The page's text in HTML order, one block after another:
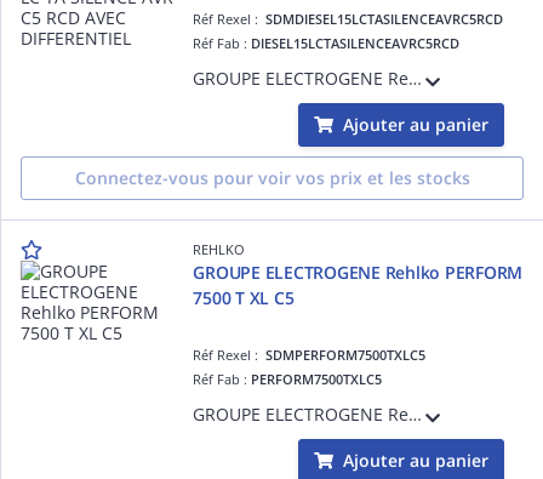
Réf Rexel :SDMDIESEL15LCTASILENCEAVRC5RCD
Réf Fab : DIESEL15LCTASILENCEAVRC5RCD
GROUPE ELECTROGENE Rehlko DIESEL 15 LC TA SILENCE AVR C5 RCD AVEC DIFFERENTIEL
Ajouter au panier
Connectez-vous pour voir vos prix et les stocks
REHLKO
GROUPE ELECTROGENE Rehlko PERFORM
7500 T XL C5
Réf Rexel :SDMPERFORM7500TXLC5
Réf Fab : PERFORM7500TXLC5
GROUPE ELECTROGENE Rehlko PERFORM 7500 T XL C5
Ajouter au panier